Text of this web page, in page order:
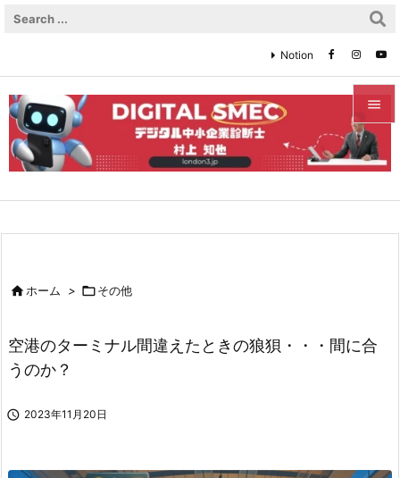


メニュ

検索
Notion
ホーム > その他
空港のターミナル間違えたときの狼狽・・・間に合
うのか？
 2023年11月20日